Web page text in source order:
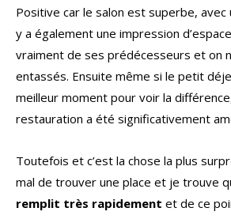
Positive car le salon est superbe, avec
y a également une impression
vraiment de ses prédécesseurs et on
entassés. Ensuite même si le petit
meilleur moment pour voir la
restauration a été significativement
Toutefois et c’est la chose la plus
mal de trouver une place et je trouve
remplit très rapidement et de ce